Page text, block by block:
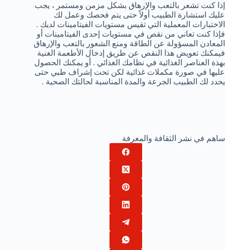
إذا كنت تشعر بالتعب والإرهاق بشكل مزمن ومستمر ، يجب
عليك استشارة الطبيب أولاً حتى يتم فحصك وعمل لك
الاختبارات المعملية التي تقيس مستويات الفيتامينات لديك .
فإذا كنت تعاني من نقص في مستويات إحدى الفيتامينات أو
المعادن المسؤولة عن الطاقة ومنع الشعور بالتعب والإرهاق
فيمكنك تعويض هذا النقص عن طريق إدخال الأطعمة الغنية
بهذة العناصر الغذائية في نظامك الغذائي . أو يمكنك الحصول
عليها في صورة مكملات غذائية لكن تحت إشراف طبي حتى
يحدد لك الطبيب الجرعة والمدة المناسبة لحالتك الصحية .
ساهم في نشر الثقافة والمعرفة